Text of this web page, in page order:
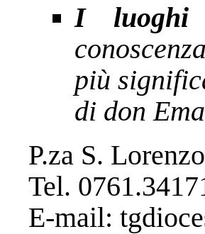
I luoghi
più
di don
P.za S.
Tel.
E-mail: